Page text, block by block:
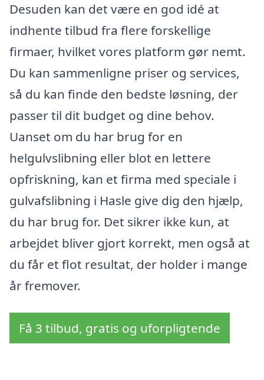
Desuden kan det være en god idé at
indhente tilbud fra flere forskellige
firmaer, hvilket vores platform gør nemt.
Du kan sammenligne priser og services,
så du kan finde den bedste løsning, der
passer til dit budget og dine behov.
Uanset om du har brug for en
helgulvslibning eller blot en lettere
opfriskning, kan et firma med speciale i
gulvafslibning i Hasle give dig den hjælp,
du har brug for. Det sikrer ikke kun, at
arbejdet bliver gjort korrekt, men også at
du får et flot resultat, der holder i mange
år fremover.
Få 3 tilbud, gratis og uforpligtende